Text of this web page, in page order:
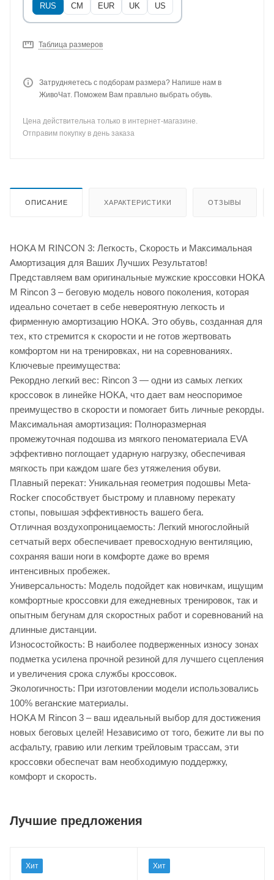
RUS CM EUR UK US
Таблица размеров
Затрудняетесь с подборам размера? Напише нам в
ЖивоЧат. Поможем Вам правльно выбрать обувь.
Цена действительна только в интернет-магазине.
Отправим покупку в день заказа
ОПИСАНИЕ ХАРАКТЕРИСТИКИ ОТЗЫВЫ
HOKA M RINCON 3: Легкость, Скорость и Максимальная
Амортизация для Ваших Лучших Результатов!
Представляем вам оригинальные мужские кроссовки HOKA
M Rincon 3 – беговую модель нового поколения, которая
идеально сочетает в себе невероятную легкость и
фирменную амортизацию HOKA. Это обувь, созданная для
тех, кто стремится к скорости и не готов жертвовать
комфортом ни на тренировках, ни на соревнованиях.
Ключевые преимущества:
Рекордно легкий вес: Rincon 3 — одни из самых легких
кроссовок в линейке HOKA, что дает вам неоспоримое
преимущество в скорости и помогает бить личные рекорды.
Максимальная амортизация: Полноразмерная
промежуточная подошва из мягкого пеноматериала EVA
эффективно поглощает ударную нагрузку, обеспечивая
мягкость при каждом шаге без утяжеления обуви.
Плавный перекат: Уникальная геометрия подошвы Meta-
Rocker способствует быстрому и плавному перекату
стопы, повышая эффективность вашего бега.
Отличная воздухопроницаемость: Легкий многослойный
сетчатый верх обеспечивает превосходную вентиляцию,
сохраняя ваши ноги в комфорте даже во время
интенсивных пробежек.
Универсальность: Модель подойдет как новичкам, ищущим
комфортные кроссовки для ежедневных тренировок, так и
опытным бегунам для скоростных работ и соревнований на
длинные дистанции.
Износостойкость: В наиболее подверженных износу зонах
подметка усилена прочной резиной для лучшего сцепления
и увеличения срока службы кроссовок.
Экологичность: При изготовлении модели использовались
100% веганские материалы.
HOKA M Rincon 3 – ваш идеальный выбор для достижения
новых беговых целей! Независимо от того, бежите ли вы по
асфальту, гравию или легким трейловым трассам, эти
кроссовки обеспечат вам необходимую поддержку,
комфорт и скорость.
Лучшие предложения
Хит Хит